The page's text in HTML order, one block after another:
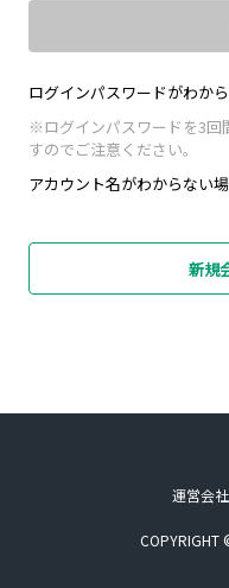
ログインパスワードがわか
※ログインパスワードを3回
すのでご注意ください。
アカウント名がわからない
新規
運営会
COPYRIGHT